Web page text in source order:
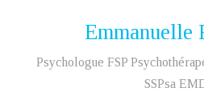
contenu
Emmanuelle
Psychologue FSP
SSPsa